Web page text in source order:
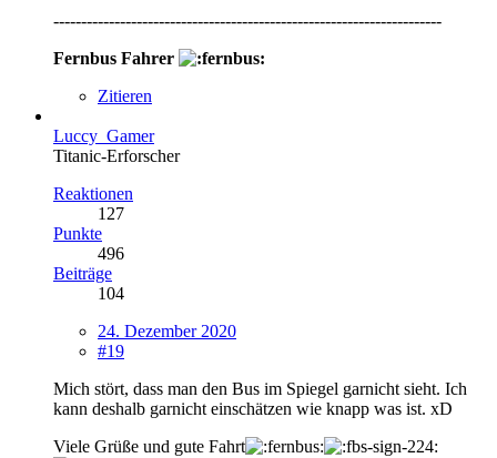
----------------------------------------------------------------------
Fernbus Fahrer
Zitieren
Luccy_Gamer
Titanic-Erforscher
Reaktionen
127
Punkte
496
Beiträge
104
24. Dezember 2020
#19
Mich stört, dass man den Bus im Spiegel garnicht sieht. Ich
kann deshalb garnicht einschätzen wie knapp was ist. xD
Viele Grüße und gute Fahrt